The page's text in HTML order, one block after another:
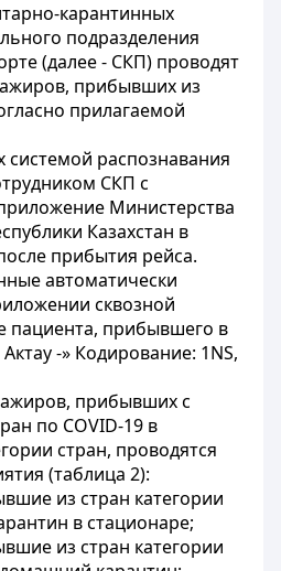
карантинных
подразделения
(далее - СКП) проводят
прибывших из
прилагаемой
распознавания
СКП с
Министерства
Казахстан в
прибытия рейса.
автоматически
сквозной
пациента, прибывшего в
-» Кодирование: 1NS,
прибывших с
по COVID-19 в
стран, проводятся
(таблица 2):
из стран категории
в стационаре;
из стран категории